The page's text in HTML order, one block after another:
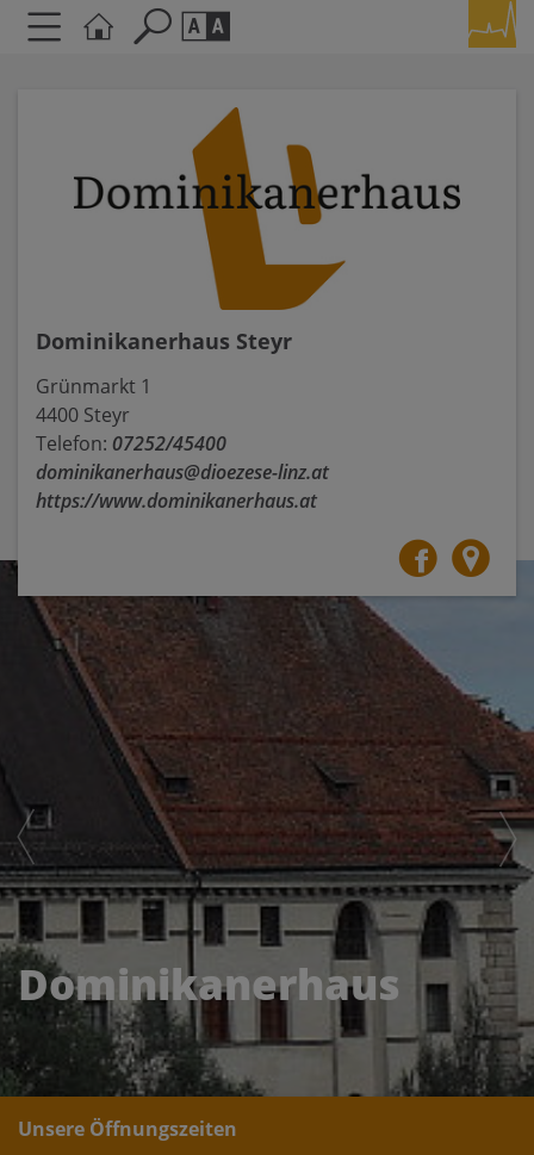
AAA
Kontrasteinstellungen
A A
Dominikanerhaus Steyr
Grünmarkt 1
4400 Steyr
Telefon: 07252/45400
dominikanerhaus@dioezese-linz.at
https://www.dominikanerhaus.at
Dominikanerhaus
Unsere Öffnungszeiten